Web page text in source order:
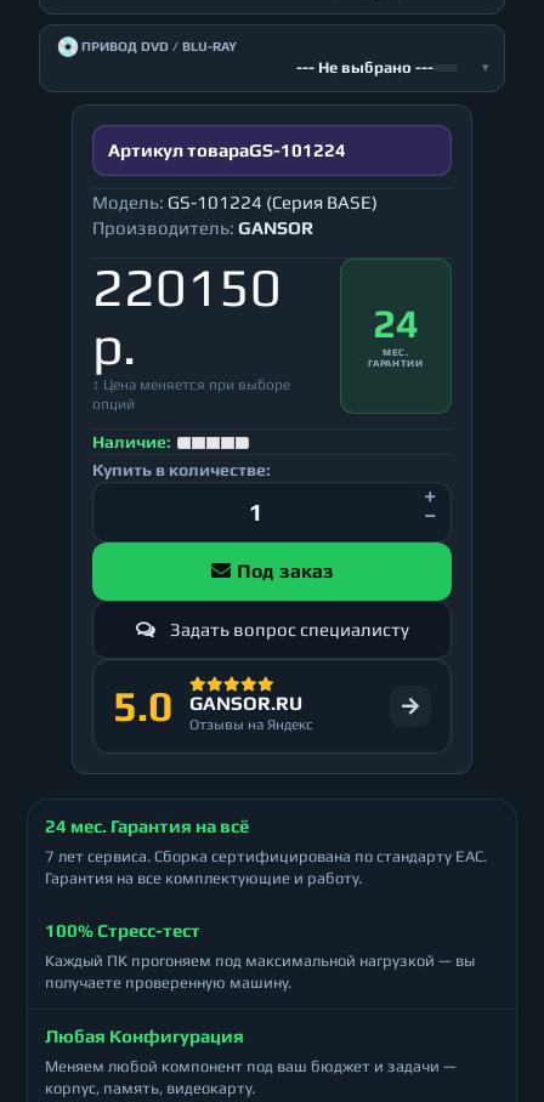
💿ПРИВОД DVD / BLU-RAY
--- Не выбрано --- ▾
Артикул товараGS-101224
Модель: GS-101224 (Серия BASE)
Производитель: GANSOR
220150
р.
↕ Цена меняется при выборе
опций
24
МЕС.
ГАРАНТИИ
Наличие:
Купить в количестве:
Под заказ
Задать вопрос специалисту
5.0 GANSOR.RU
Отзывы на Яндекс
24 мес. Гарантия на всё
7 лет сервиса. Сборка сертифицирована по стандарту ЕАС.
Гарантия на все комплектующие и работу.
100% Стресс-тест
Каждый ПК прогоняем под максимальной нагрузкой — вы
получаете проверенную машину.
Любая Конфигурация
Меняем любой компонент под ваш бюджет и задачи —
корпус, память, видеокарту.